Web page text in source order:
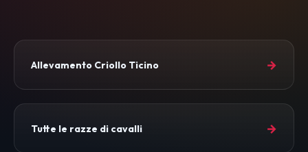
Allevamento Criollo Ticino →
Tutte le razze di cavalli →